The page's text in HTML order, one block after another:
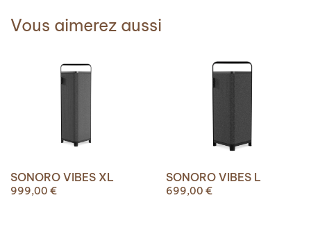
Vous aimerez aussi
SONORO VIBES XL
999,00 €
SONORO VIBES L
699,00 €